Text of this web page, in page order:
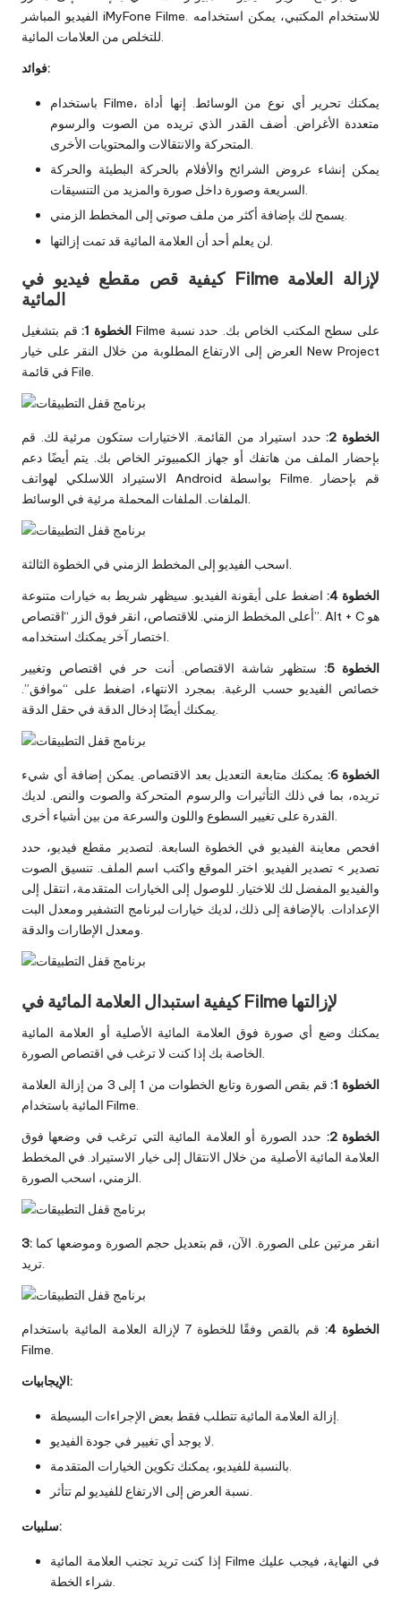
الفيديو المباشر iMyFone Filme. للاستخدام المكتبي، يمكن استخدامه
للتخلص من العلامات المائية.
فوائد:
باستخدام Filme، يمكنك تحرير أي نوع من الوسائط. إنها أداة
متعددة الأغراض. أضف القدر الذي تريده من الصوت والرسوم
المتحركة والانتقالات والمحتويات الأخرى.
يمكن إنشاء عروض الشرائح والأفلام بالحركة البطيئة والحركة
السريعة وصورة داخل صورة والمزيد من التنسيقات.
يسمح لك بإضافة أكثر من ملف صوتي إلى المخطط الزمني.
كيفية قص مقطع فيديو في Filme لإزالة العلامة
المائية
الخطوة 1:
قم بتشغيل Filme على سطح المكتب الخاص بك. حدد نسبة
العرض إلى الارتفاع المطلوبة من خلال النقر على خيار New Project
في قائمة File.
الخطوة 2:
حدد استيراد من القائمة. الاختيارات ستكون مرئية لك. قم
بإحضار الملف من هاتفك أو جهاز الكمبيوتر الخاص بك. يتم أيضًا دعم
الاستيراد اللاسلكي لهواتف Android بواسطة Filme. قم بإحضار
الملفات. الملفات المحملة مرئية في الوسائط.
اسحب الفيديو إلى المخطط الزمني في الخطوة الثالثة.
الخطوة 4:
اضغط على أيقونة الفيديو. سيظهر شريط به خيارات متنوعة
أعلى المخطط الزمني. للاقتصاص، انقر فوق الزر “اقتصاص”. Alt + C هو
اختصار آخر يمكنك استخدامه.
الخطوة 5:
ستظهر شاشة الاقتصاص. أنت حر في اقتصاص وتغيير
خصائص الفيديو حسب الرغبة. بمجرد الانتهاء، اضغط على “موافق”.
يمكنك أيضًا إدخال الدقة في حقل الدقة.
الخطوة 6:
يمكنك متابعة التعديل بعد الاقتصاص. يمكن إضافة أي شيء
تريده، بما في ذلك التأثيرات والرسوم المتحركة والصوت والنص. لديك
القدرة على تغيير السطوع واللون والسرعة من بين أشياء أخرى.
افحص معاينة الفيديو في الخطوة السابعة. لتصدير مقطع فيديو، حدد
تصدير > تصدير الفيديو. اختر الموقع واكتب اسم الملف. تنسيق الصوت
والفيديو المفضل لك للاختيار. للوصول إلى الخيارات المتقدمة، انتقل إلى
الإعدادات. بالإضافة إلى ذلك، لديك خيارات لبرنامج التشفير ومعدل البت
ومعدل الإطارات والدقة.
كيفية استبدال العلامة المائية في Filme لإزالتها
يمكنك وضع أي صورة فوق العلامة المائية الأصلية أو العلامة المائية
الخاصة بك إذا كنت لا ترغب في اقتصاص الصورة.
الخطوة 1:
قم بقص الصورة وتابع الخطوات من 1 إلى 3 من إزالة العلامة
المائية باستخدام Filme.
الخطوة 2:
حدد الصورة أو العلامة المائية التي ترغب في وضعها فوق
العلامة المائية الأصلية من خلال الانتقال إلى خيار الاستيراد. في المخطط
الزمني، اسحب الصورة.
3:
تريد.
الخطوة 4:
قم بالقص وفقًا للخطوة 7 لإزالة العلامة المائية باستخدام
Filme.
الإيجابيات:
إزالة العلامة المائية تتطلب فقط بعض الإجراءات البسيطة.
لا يوجد أي تغيير في جودة الفيديو.
بالنسبة للفيديو، يمكنك تكوين الخيارات المتقدمة.
نسبة العرض إلى الارتفاع للفيديو لم تتأثر.
سلبيات:
إذا كنت تريد تجنب العلامة المائية Filme في النهاية، فيجب عليك
شراء الخطة.